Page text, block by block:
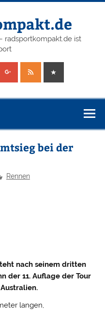
radsportkompakt.de ist
bei der
Rennen
nach seinem dritten
der 11. Auflage der Tour
langen,